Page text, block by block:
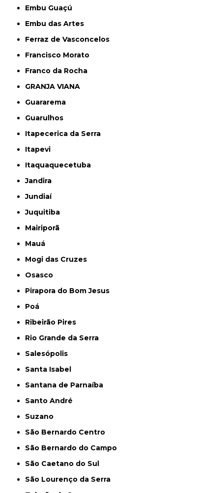
Embu Guaçú
Embu das Artes
Ferraz de Vasconcelos
Francisco Morato
Franco da Rocha
GRANJA VIANA
Guararema
Guarulhos
Itapecerica da Serra
Itapevi
Itaquaquecetuba
Jandira
Jundiaí
Juquitiba
Mairiporã
Mauá
Mogi das Cruzes
Osasco
Pirapora do Bom Jesus
Poá
Ribeirão Pires
Rio Grande da Serra
Salesópolis
Santa Isabel
Santana de Parnaíba
Santo André
Suzano
São Bernardo Centro
São Bernardo do Campo
São Caetano do Sul
São Lourenço da Serra